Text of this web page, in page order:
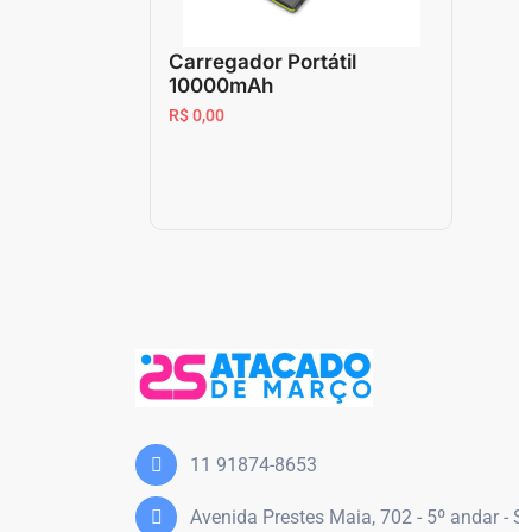
Carregador Portátil
10000mAh
R$ 0,00
11 91874-8653
Avenida Prestes Maia, 702 - 5º andar -